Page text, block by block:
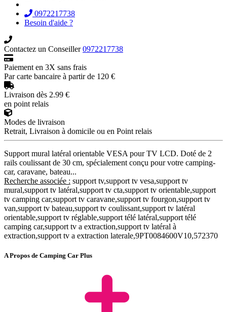
0972217738
Besoin d'aide ?
Contactez un Conseiller0972217738
Paiement en 3X sans frais
Par carte bancaire à partir de 120 €
Livraison dès 2.99 €
en point relais
Modes de livraison
Retrait, Livraison à domicile ou en Point relais
Support mural latéral orientable VESA pour TV LCD. Doté de 2
rails coulissant de 30 cm, spécialement conçu pour votre camping-
car, caravane, bateau...
Recherche associée : support tv,support tv vesa,support tv
mural,support tv latéral,support tv cta,support tv orientable,support
tv camping car,support tv caravane,support tv fourgon,support tv
van,support tv bateau,support tv coulissant,support tv latéral
orientable,support tv réglable,support télé latéral,support télé
camping car,support tv a extraction,support tv latéral à
extraction,support tv a extraction laterale,9PT0084600V10,572370
A Propos de Camping Car Plus